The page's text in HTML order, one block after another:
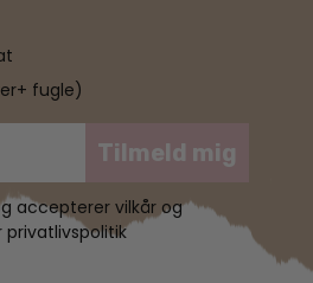
fugle)
Tilmeld mig
accepterer vilkår og